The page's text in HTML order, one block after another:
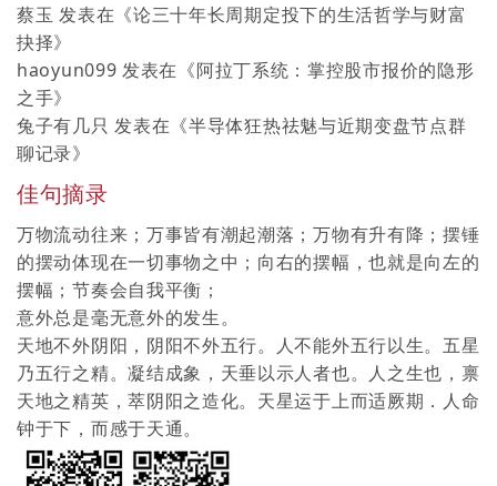
蔡玉 发表在《论三十年长周期定投下的生活哲学与财富
抉择》
haoyun099 发表在《阿拉丁系统：掌控股市报价的隐形
之手》
兔子有几只 发表在《半导体狂热祛魅与近期变盘节点群
聊记录》
佳句摘录
万物流动往来；万事皆有潮起潮落；万物有升有降；摆锤
的摆动体现在一切事物之中；向右的摆幅，也就是向左的
摆幅；节奏会自我平衡；
意外总是毫无意外的发生。
天地不外阴阳，阴阳不外五行。人不能外五行以生。五星
乃五行之精。凝结成象，天垂以示人者也。人之生也，禀
天地之精英，萃阴阳之造化。天星运于上而适厥期．人命
钟于下，而感于天通。